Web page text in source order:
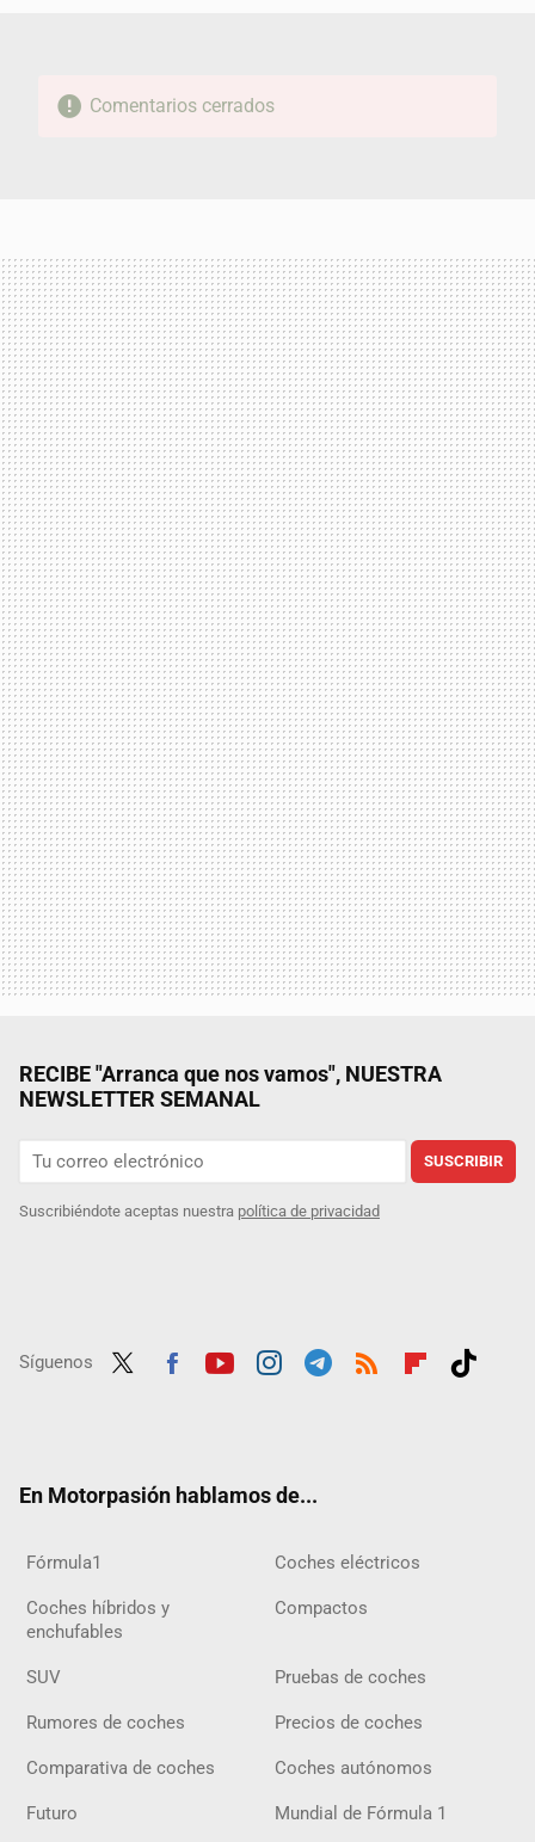
Comentarios cerrados
RECIBE "Arranca que nos vamos", NUESTRA
NEWSLETTER SEMANAL
SUSCRIBIR
Suscribiéndote aceptas nuestra política de privacidad
Síguenos
En Motorpasión hablamos de...
Fórmula1 Coches eléctricos
Coches híbridos y
enchufables
Compactos
SUV Pruebas de coches
Rumores de coches Precios de coches
Comparativa de coches Coches autónomos
Futuro Mundial de Fórmula 1